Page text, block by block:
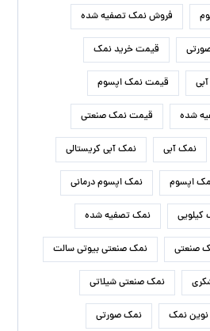
فروش نمک تصفیه شده
قیمت خرید نمک
قیمت نمک اپسوم
شده قیمت نمک صنعتی
نمک آبی نمک آبی کریستالی
اپسوم نمک اپسوم درمانی
نمک تصفیه شده
صنعتی نمک صنعتی بیوتی سالت
نمک صنعتی شیلاتی
نمک نمک صورتی